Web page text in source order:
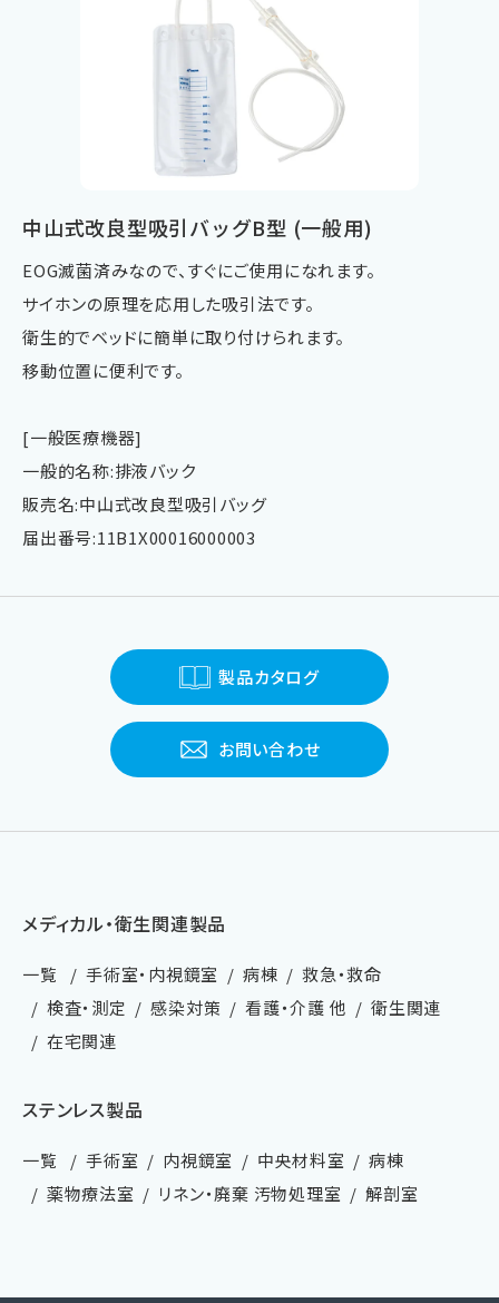
中山式改良型吸引バッグB型 (一般用)
EOG滅菌済みなので、すぐにご使用になれます。
サイホンの原理を応用した吸引法です。
衛生的でベッドに簡単に取り付けられます。
移動位置に便利です。
[一般医療機器]
一般的名称:排液バック
販売名:中山式改良型吸引バッグ
届出番号:11B1X00016000003
製品カタログ
お問い合わせ
メディカル・衛生関連製品
一覧 手術室・内視鏡室 病棟
救急・救命
検査・測定
感染対策 看護・介護 他
衛生関連
在宅関連
ステンレス製品
一覧 手術室 内視鏡室 中央材料室
病棟
薬物療法室
リネン・廃棄 汚物処理室 解剖室